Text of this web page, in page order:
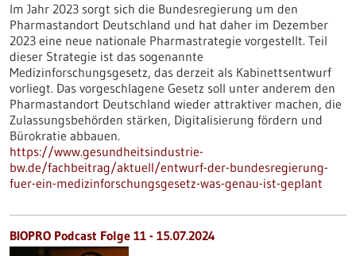
Im Jahr 2023 sorgt sich die Bundesregierung um den
Pharmastandort Deutschland und hat daher im Dezember
2023 eine neue nationale Pharmastrategie vorgestellt. Teil
dieser Strategie ist das sogenannte
Medizinforschungsgesetz, das derzeit als Kabinettsentwurf
vorliegt. Das vorgeschlagene Gesetz soll unter anderem den
Pharmastandort Deutschland wieder attraktiver machen, die
Zulassungsbehörden stärken, Digitalisierung fördern und
Bürokratie abbauen.
https://www.gesundheitsindustrie-
bw.de/fachbeitrag/aktuell/entwurf-der-bundesregierung-
fuer-ein-medizinforschungsgesetz-was-genau-ist-geplant
BIOPRO Podcast Folge 11 - 15.07.2024